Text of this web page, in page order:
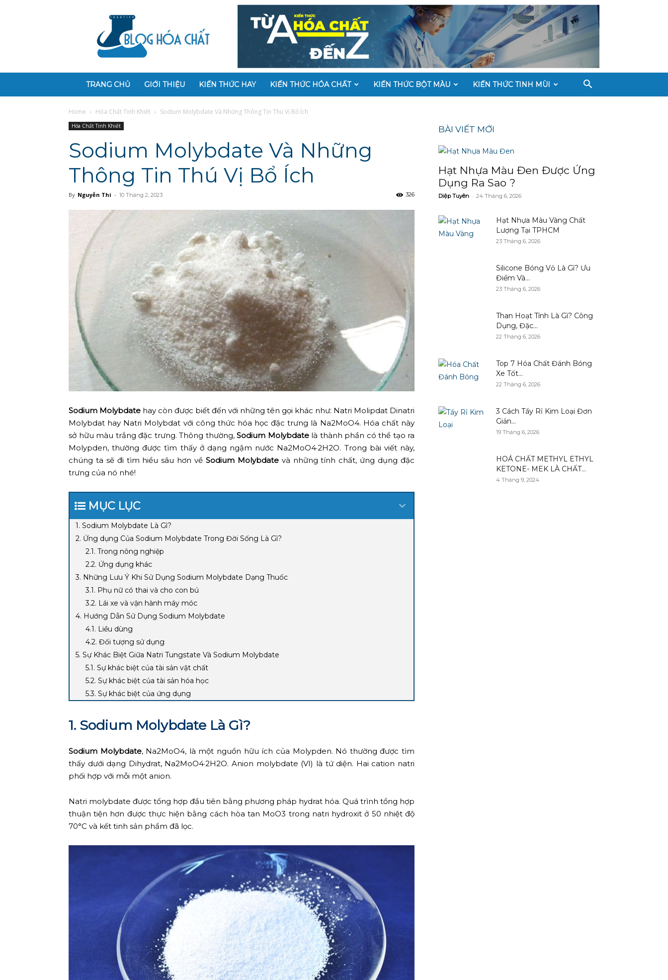
Hóa
Chất
TRANG CHỦ GIỚI THIỆU KIẾN THỨC HAY KIẾN THỨC HÓA CHẤT KIẾN THỨC BỘT MÀU KIẾN THỨC TINH MÙI
Home Hóa Chất Tinh Khiết Sodium Molybdate Và Những Thông Tin Thú Vị Bổ Ích
Hóa Chất Tinh Khiết
Sodium Molybdate Và Những
Thông Tin Thú Vị Bổ Ích
By Nguyễn Thi - 10 Tháng 2, 2023 326
Sodium Molybdate hay còn được biết đến với những tên gọi khác như: Natri Molipdat Dinatri
Molybdat hay Natri Molybdat với công thức hóa học đặc trưng là Na2MoO4. Hóa chất này
sở hữu màu trắng đặc trưng. Thông thường, Sodium Molybdatelà thành phần có thể tạo ra
Molypden, thường được tìm thấy ở dạng ngậm nước Na2MoO4·2H2O. Trong bài viết này,
chúng ta sẽ đi tìm hiểu sâu hơn về Sodium Molybdate và những tính chất, ứng dụng đặc
trưng của nó nhé!
MỤC LỤC
1. Sodium Molybdate Là Gì?
2. Ứng dụng Của Sodium Molybdate Trong Đời Sống Là Gì?
2.1. Trong nông nghiệp
2.2. Ứng dụng khác
3. Những Lưu Ý Khi Sử Dụng Sodium Molybdate Dạng Thuốc
3.1. Phụ nữ có thai và cho con bú
3.2. Lái xe và vận hành máy móc
4. Hướng Dẫn Sử Dụng Sodium Molybdate
4.1. Liều dùng
4.2. Đối tượng sử dụng
5. Sự Khác Biệt Giữa Natri Tungstate Và Sodium Molybdate
5.1. Sự khác biệt của tài sản vật chất
5.2. Sự khác biệt của tài sản hóa học
5.3. Sự khác biệt của ứng dụng
1. Sodium Molybdate Là Gì?
Sodium Molybdate, Na2MoO4, là một nguồn hữu ích của Molypden. Nó thường được tìm
thấy dưới dạng Dihydrat, Na2MoO4·2H2O. Anion molybdate (VI) là tứ diện. Hai cation natri
phối hợp với mỗi một anion.
Natri molybdate được tổng hợp đầu tiên bằng phương pháp hydrat hóa. Quá trình tổng hợp
thuận tiện hơn được thực hiện bằng cách hòa tan MoO3 trong natri hydroxit ở 50 nhiệt độ
70°C và kết tinh sản phẩm đã lọc.
BÀI VIẾT MỚI
Hạt Nhựa Màu Đen Được Ứng
Dụng Ra Sao ?
Diệp Tuyên - 24 Tháng 6, 2026
Hạt Nhựa Màu Vàng Chất
Lượng Tại TPHCM
23 Tháng 6, 2026
Silicone Bóng Vỏ Là Gì? Ưu
Điểm Và...
23 Tháng 6, 2026
Than Hoạt Tính Là Gì? Công
Dụng, Đặc...
22 Tháng 6, 2026
Top 7 Hóa Chất Đánh Bóng
Xe Tốt...
22 Tháng 6, 2026
3 Cách Tẩy Rỉ Kim Loại Đơn
Giản...
19 Tháng 6, 2026
HOÁ CHẤT METHYL ETHYL
KETONE- MEK LÀ CHẤT...
4 Tháng 9, 2024